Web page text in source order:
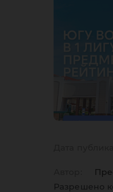
Разрешено